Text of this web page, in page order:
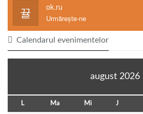
ok.ru
Urmărește-ne
Calendarul evenimentelor
august 2026
L Ma Mi J